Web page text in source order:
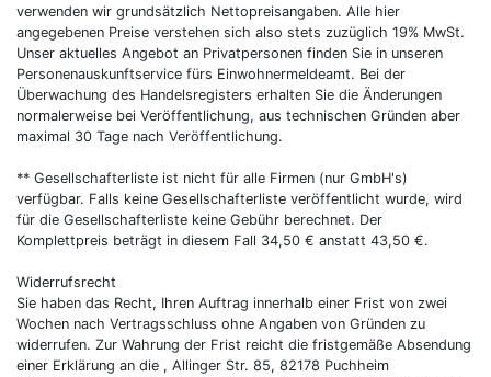
verwenden wir grundsätzlich Nettopreisangaben. Alle hier
angegebenen Preise verstehen sich also stets zuzüglich 19% MwSt.
Unser aktuelles Angebot an Privatpersonen finden Sie in unseren
Personenauskunftservice fürs Einwohnermeldeamt. Bei der
Überwachung des Handelsregisters erhalten Sie die Änderungen
normalerweise bei Veröffentlichung, aus technischen Gründen aber
maximal 30 Tage nach Veröffentlichung.
** Gesellschafterliste ist nicht für alle Firmen (nur GmbH's)
verfügbar. Falls keine Gesellschafterliste veröffentlicht wurde, wird
für die Gesellschafterliste keine Gebühr berechnet. Der
Komplettpreis beträgt in diesem Fall 34,50 € anstatt 43,50 €.
Widerrufsrecht
Sie haben das Recht, Ihren Auftrag innerhalb einer Frist von zwei
Wochen nach Vertragsschluss ohne Angaben von Gründen zu
widerrufen. Zur Wahrung der Frist reicht die fristgemäße Absendung
einer Erklärung an die , Allinger Str. 85, 82178 Puchheim